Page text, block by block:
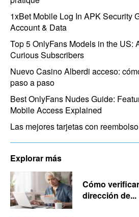
1xBet Mobile Log In APK Security
Account & Data
Top 5 OnlyFans Models in the US:
Curious Subscribers
Nuevo Casino Alberdi acceso:
paso a paso
Best OnlyFans Nudes Guide:
Mobile Access Explained
Las mejores tarjetas con
Explorar más
Cómo
dirección de...